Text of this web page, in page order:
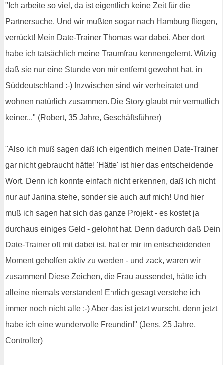
"Ich arbeite so viel, da ist eigentlich keine Zeit für die
Partnersuche. Und wir mußten sogar nach Hamburg fliegen,
verrückt! Mein Date-Trainer Thomas war dabei. Aber dort
habe ich tatsächlich meine Traumfrau kennengelernt. Witzig
daß sie nur eine Stunde von mir entfernt gewohnt hat, in
Süddeutschland :-) Inzwischen sind wir verheiratet und
wohnen natürlich zusammen. Die Story glaubt mir vermutlich
keiner..." (Robert, 35 Jahre, Geschäftsführer)
"Also ich muß sagen daß ich eigentlich meinen Date-Trainer
gar nicht gebraucht hätte! 'Hätte' ist hier das entscheidende
Wort. Denn ich konnte einfach nicht erkennen, daß ich nicht
nur auf Janina stehe, sonder sie auch auf mich! Und hier
muß ich sagen hat sich das ganze Projekt - es kostet ja
durchaus einiges Geld - gelohnt hat. Denn dadurch daß Dein
Date-Trainer oft mit dabei ist, hat er mir im entscheidenden
Moment geholfen aktiv zu werden - und zack, waren wir
zusammen! Diese Zeichen, die Frau aussendet, hätte ich
alleine niemals verstanden! Ehrlich gesagt verstehe ich
immer noch nicht alle :-) Aber das ist jetzt wurscht, denn jetzt
habe ich eine wundervolle Freundin!" (Jens, 25 Jahre,
Controller)